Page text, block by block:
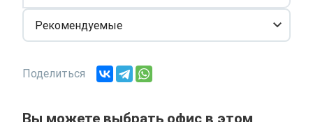
Рекомендуемые
Поделиться